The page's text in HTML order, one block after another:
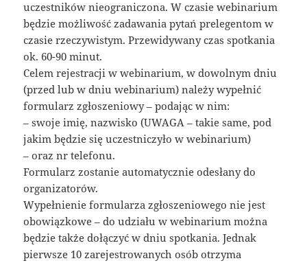
uczestników nieograniczona. W czasie webinarium
będzie możliwość zadawania pytań prelegentom w
czasie rzeczywistym. Przewidywany czas spotkania
ok. 60-90 minut.
Celem rejestracji w webinarium, w dowolnym dniu
(przed lub w dniu webinarium) należy wypełnić
formularz zgłoszeniowy – podając w nim:
– swoje imię, nazwisko (UWAGA – takie same, pod
jakim będzie się uczestniczyło w webinarium)
– oraz nr telefonu.
Formularz zostanie automatycznie odesłany do
organizatorów.
Wypełnienie formularza zgłoszeniowego nie jest
obowiązkowe – do udziału w webinarium można
będzie także dołączyć w dniu spotkania. Jednak
pierwsze 10 zarejestrowanych osób otrzyma